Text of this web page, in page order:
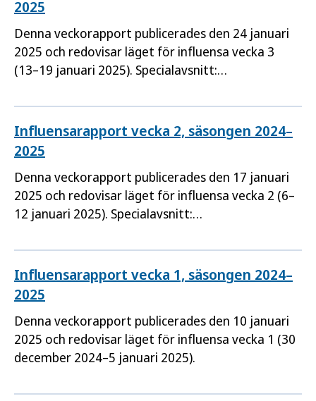
2025
Denna veckorapport publicerades den 24 januari
2025 och redovisar läget för influensa vecka 3
(13–19 januari 2025). Specialavsnitt:
Influensarapport vecka 2, säsongen 2024–
2025
Denna veckorapport publicerades den 17 januari
2025 och redovisar läget för influensa vecka 2 (6–
12 januari 2025). Specialavsnitt:
Influensarapport vecka 1, säsongen 2024–
2025
Denna veckorapport publicerades den 10 januari
2025 och redovisar läget för influensa vecka 1 (30
december 2024–5 januari 2025).